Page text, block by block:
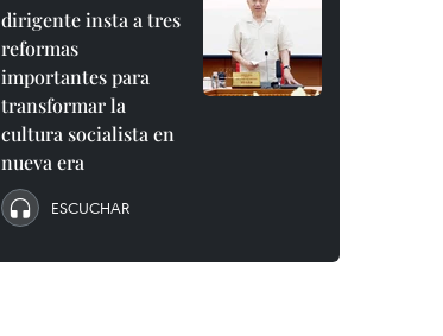
dirigente insta a tres
reformas
importantes para
transformar la
cultura socialista en
nueva era
ESCUCHAR